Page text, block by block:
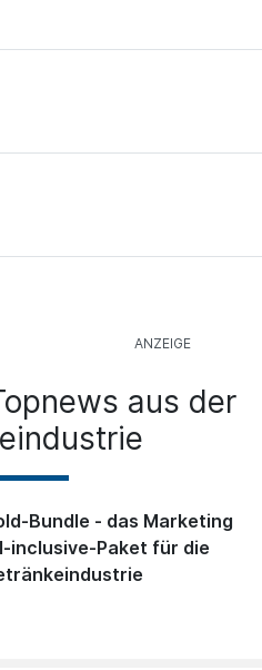
aus der
Bundle - das Marketing
inclusive-Paket für die